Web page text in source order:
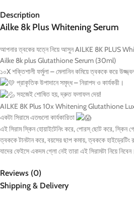
Description
Ailke 8k Plus Whitening Serum
আপনার ত্বকের যত্নে নিয়ে আসুন AILKE 8K PLUS
Ailke 8k plus Glutathione Serum (30ml)
১০X শক্তিশালী ফর্মুলা – মেলানিন কমিয়ে ত্বককে করে
প্রাকৃতিক উপাদানে সমৃদ্ধ – নিরাপদ ও কার্যকরী।
সহজেই শোষিত হয়, দ্রুত ফলাফল দেয়!
AILKE 8K Plus 10x Whitening Glutathione
একটা সিরামে এতগুলো কার্যকারিতা
এই সিরাম স্কিন হোয়াইটেনিং করে, পোরস্ ছোট করে, স্কিন
ত্বককে টানটান করে, বয়সের ছাপ কমায়, ত্বককে হাইড্রেটিং
যাদের ফেইসে একদম গ্লো নেই তারা এই সিরামটা নিয়ে নিবেন।
Reviews (0)
Shipping & Delivery